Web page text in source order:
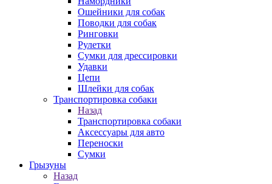
Ошейники для собак
Поводки для собак
Ринговки
Рулетки
Сумки для дрессировки
Удавки
Цепи
Шлейки для собак
Транспортировка собаки
Назад
Транспортировка собаки
Аксессуары для авто
Переноски
Сумки
Грызуны
Назад